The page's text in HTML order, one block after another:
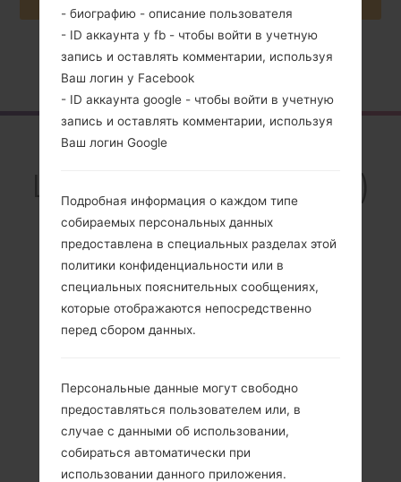
LG Mini → LGGD880
Обзор
LGGD880(LGGD880)
akaLG Mini
Сравнить
- биографию - описание пользователя
- ID аккаунта у fb - чтобы войти в учетную
запись и оставлять комментарии, используя
Ваш логин у Facebook
- ID аккаунта google - чтобы войти в учетную
запись и оставлять комментарии, используя
Ваш логин Google
Подробная информация о каждом типе
собираемых персональных данных
предоставлена в специальных разделах этой
политики конфиденциальности или в
специальных пояснительных сообщениях,
которые отображаются непосредственно
перед сбором данных.
Персональные данные могут свободно
предоставляться пользователем или, в
случае с данными об использовании,
собираться автоматически при
использовании данного приложения.